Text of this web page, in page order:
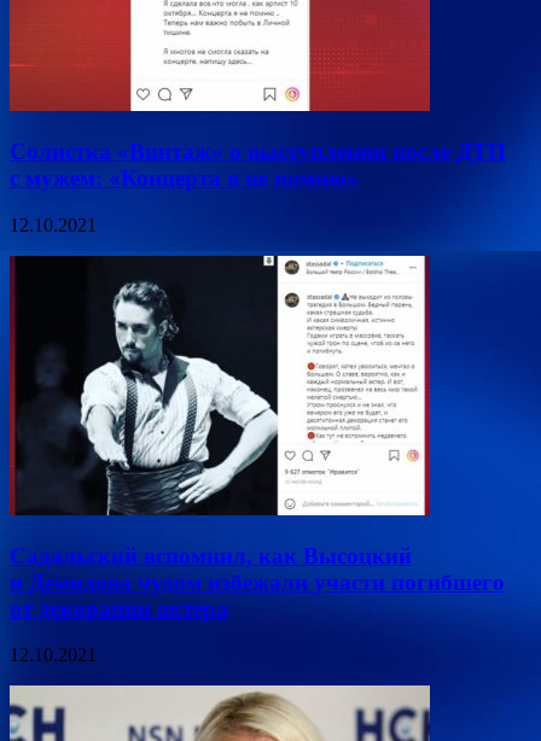
Солистка «Винтаж» о выступлении после ДТП
с мужем: «Концерта я не помню»
12.10.2021
Садальский вспомнил, как Высоцкий
и Демидова чудом избежали участи погибшего
от декорации актера
12.10.2021